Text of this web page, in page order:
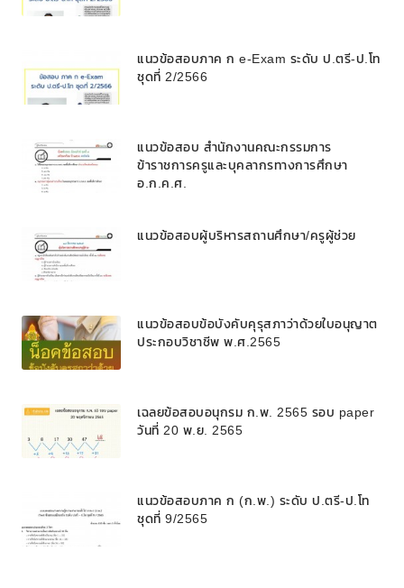
แนวข้อสอบภาค ก e-Exam ระดับ ป.ตรี-ป.โท
ชุดที่ 2/2566
แนวข้อสอบ สำนักงานคณะกรรมการ
ข้าราชการครูและบุคลากรทางการศึกษา
อ.ก.ค.ศ.
แนวข้อสอบผู้บริหารสถานศึกษา/ครูผู้ช่วย
แนวข้อสอบข้อบังคับคุรุสภาว่าด้วยใบอนุญาต
ประกอบวิชาชีพ พ.ศ.2565
เฉลยข้อสอบอนุกรม ก.พ. 2565 รอบ paper
วันที่ 20 พ.ย. 2565
แนวข้อสอบภาค ก (ก.พ.) ระดับ ป.ตรี-ป.โท
ชุดที่ 9/2565